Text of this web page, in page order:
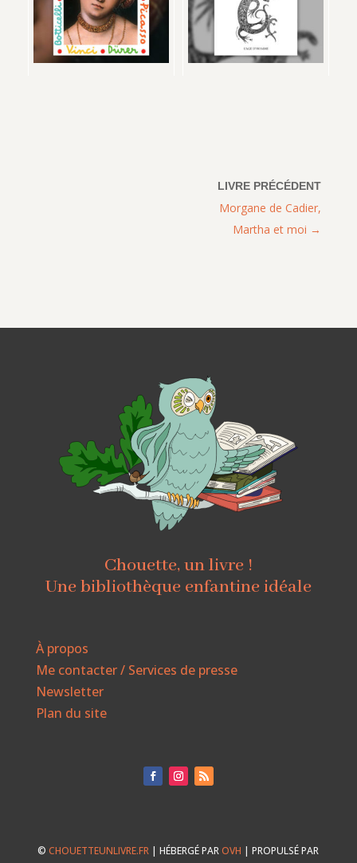
Morgane de Cadier,
Martha et moi
Chouette, un livre !
Une bibliothèque enfantine idéale
À propos
Me contacter / Services de presse
Newsletter
Plan du site
©CHOUETTEUNLIVRE.FR | HÉBERGÉ PAROVH | PROPULSÉ PAR